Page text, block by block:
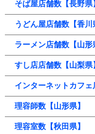
そば屋店舗数【長野県
うどん屋店舗数【香川
ラーメン店舗数【山形
すし店店舗数【山梨県
インターネットカフェ
理容師数【山形県】
理容室数【秋田県】